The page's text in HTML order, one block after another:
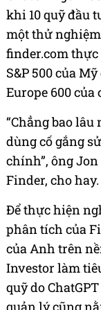
khi 10 quỹ đầu
một thử
finder.com
S&P 500 của
Europe 600 của
“Chẳng bao
dùng cố gắng
chính”, ông
Finder, cho hay.
Để thực hiện
phân tích của
của Anh trên
Investor làm
quỹ do
quản lý cũng